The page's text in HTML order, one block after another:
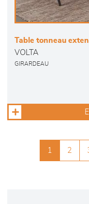
Table tonneau
VOLTA
GIRARDEAU
1 2